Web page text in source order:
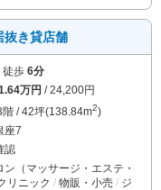
抜き貸店舗
徒歩 6分
万円 / 24,200円
階 / 42坪(138.84m2)
座7
認
ン（マッサージ・エステ・
リニック 物販・小売
ジ